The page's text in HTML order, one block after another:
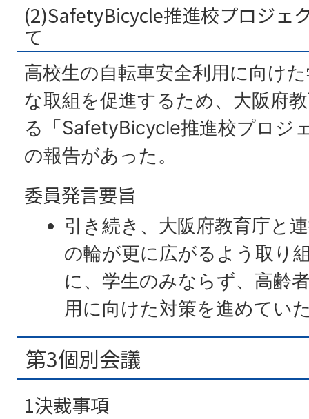
(2)SafetyBicycle推進校プロジェ
て
高校生の自転車安全利用に向け
な取組を促進するため、大阪府
る「SafetyBicycle推進校プロジ
の報告があった。
委員発言要旨
引き続き、大阪府教育庁と
の輪が更に広がるよう取り
に、学生のみならず、高齢
用に向けた対策を進めてい
第3個別会議
1決裁事項